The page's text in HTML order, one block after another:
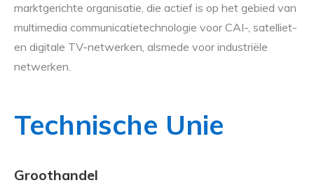
marktgerichte organisatie, die actief is op het gebied van
multimedia communicatietechnologie voor CAI-, satelliet-
en digitale TV-netwerken, alsmede voor industriële
netwerken.
Technische Unie
Groothandel